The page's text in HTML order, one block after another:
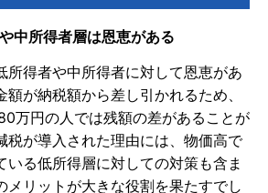
中所得者層は恩恵がある
所得者や中所得者に対して恩恵があ
額が納税額から差し引かれるため、
万円の人では残額の差があることが
税が導入された理由には、物価高で
いる低所得層に対しての対策も含ま
メリットが大きな役割を果たすでし